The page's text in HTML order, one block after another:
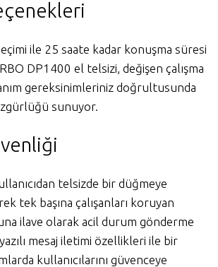
ile 25 saate kadar konuşma süresi
DP1400 el telsizi, değişen çalışma
gereksinimleriniz doğrultusunda
sunuyor.
telsizde bir düğmeye
tek başına çalışanları koruyan
ilave olarak acil durum gönderme
mesaj iletimi özellikleri ile bir
kullanıcılarını güvenceye